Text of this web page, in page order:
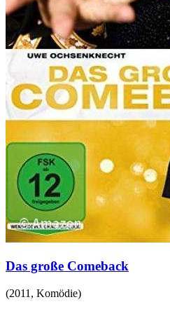
Das große Comeback
(2011 , Komödie)